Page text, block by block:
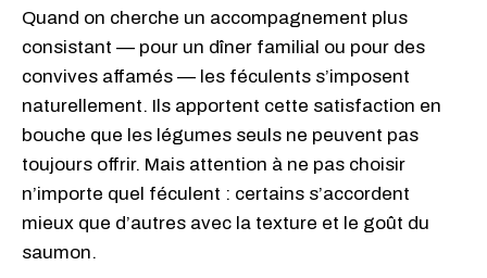
Quand on cherche un accompagnement plus
consistant — pour un dîner familial ou pour des
convives affamés — les féculents s’imposent
naturellement. Ils apportent cette satisfaction en
bouche que les légumes seuls ne peuvent pas
toujours offrir. Mais attention à ne pas choisir
n’importe quel féculent : certains s’accordent
mieux que d’autres avec la texture et le goût du
saumon.